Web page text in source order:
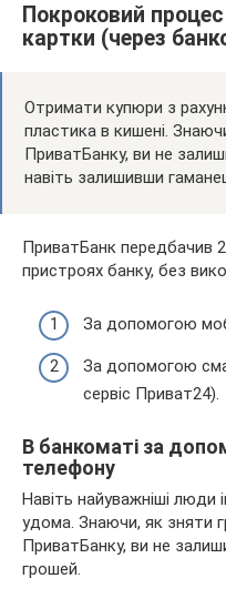
Покроковий
картки (через
Отримати купюри з
пластика в кишені.
ПриватБанку, ви не
навіть залишивши
ПриватБанк передбачив
пристроях банку, без
За допомогою
За допомогою
сервіс Приват24).
В банкоматі за
телефону
Навіть найуважніші люди
удома. Знаючи, як зняти
ПриватБанку, ви не
грошей.